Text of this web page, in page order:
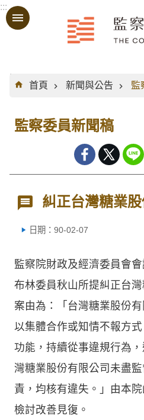
跳到主要內容區塊
:::
:::
首頁
新聞與公告 監
監察委員新聞稿
糾正台灣糖業
日期：90-02-07
監察院財政及經濟委員會
布林委員秋山所提糾正台
案由為：「台灣糖業股份
以集體合作或知情不報方
功能，持續從事違規行為
灣糖業股份有限公司未盡
責，均核有違失。」由本
檢討改善見復。